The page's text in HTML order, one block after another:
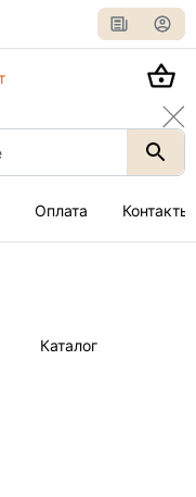
Оплата Контакты
Каталог